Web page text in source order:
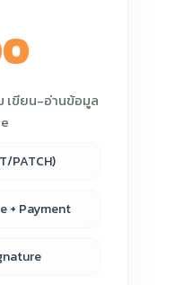
เขียน-อ่านข้อมูล
PATCH)
+ Payment